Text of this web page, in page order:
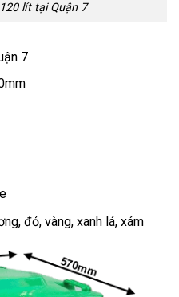
lít tại Quận 7
7
đỏ, vàng, xanh lá, xám